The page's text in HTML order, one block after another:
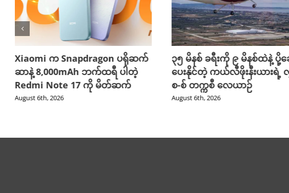
Xiaomi က Snapdragon ပရိုဆက်
ဆာနဲ့ 8,000mAh ဘက်ထရီ ပါတဲ့
Redmi Note 17 ကို မိတ်ဆက်
August 6th, 2026
၃၅ မိနစ် ခရီးကို ၉ မိနစ်ထဲနဲ့ ပို့
ပေးနိုင်တဲ့ ကယ်လီဖိုးနီးယားရဲ့
စ-စ် တက္ကစီ လေယာဉ်
August 6th, 2026